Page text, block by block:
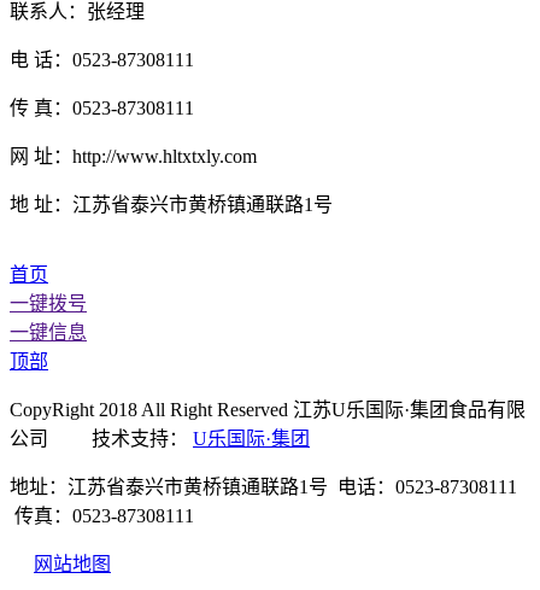
联系人：张经理
电 话：0523-87308111
传 真：0523-87308111
网 址：http://www.hltxtxly.com
地 址：江苏省泰兴市黄桥镇通联路1号
首页
一键拨号
一键信息
顶部
CopyRight 2018 All Right Reserved 江苏U乐国际·集团食品有限
公司 技术支持： U乐国际·集团
地址：江苏省泰兴市黄桥镇通联路1号 电话：0523-87308111
传真：0523-87308111
网站地图